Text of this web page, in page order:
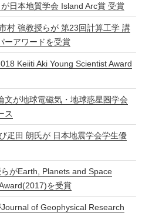
日本地質学会 Island Arc賞 受賞
村 強教授らが 第23回計算工学 講
ーアワードを受賞
Keiiti Aki Young Scientist Award
文が地球電磁気・地球惑星圏学会
ス
疋田 朗氏が 日本地震学会学生優
がEarth, Planets and Space
を受賞
of Geophysical Research